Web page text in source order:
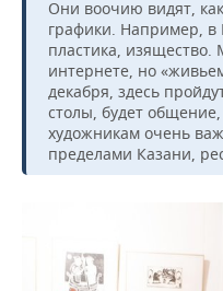
Они воочию видят,
графики. Например, в
пластика,
интернете, но
декабря, здесь
столы, будет
художникам очень
пределами Казани,